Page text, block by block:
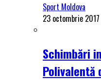
Sport Moldova
23 octombrie 2017
Schimbări
Polivalentă